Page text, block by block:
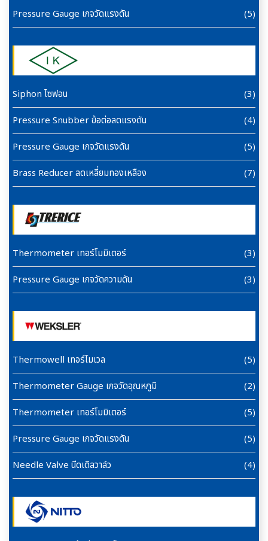
Pressure Gauge เกจวัดแรงดัน (5)
Siphon ไซฟอน
(3)
Pressure Snubber ข้อต่อลดแรงดัน
(4)
Pressure Gauge เกจวัดแรงดัน
(5)
Brass Reducer ลดเหลี่ยมทองเหลือง
(7)
Thermometer เทอร์โมมิเตอร์
(3)
Pressure Gauge เกจวัดความดัน
(3)
Thermowell เทอร์โมเวล
(5)
Thermometer Gauge เกจวัดอุณหภูมิ
(2)
Thermometer เทอร์โมมิเตอร์
(5)
Pressure Gauge เกจวัดแรงดัน
(5)
Needle Valve นีดเดิลวาล์ว
(4)